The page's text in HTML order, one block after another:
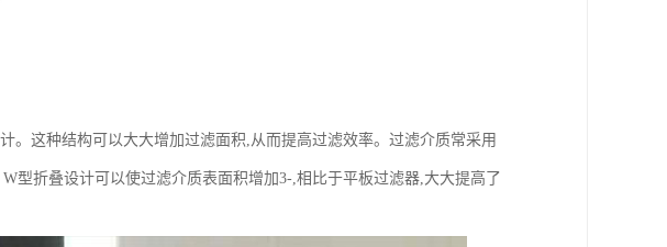
。这种结构可以大大增加过滤面积,从而提高过滤效率。过滤介质常采用
型折叠设计可以使过滤介质表面积增加3-,相比于平板过滤器,大大提高了